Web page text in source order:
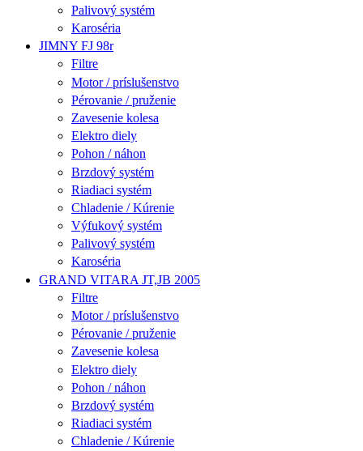
Palivový systém
Karoséria
JIMNY FJ 98r
Filtre
Motor / príslušenstvo
Pérovanie / pruženie
Zavesenie kolesa
Elektro diely
Pohon / náhon
Brzdový systém
Riadiaci systém
Chladenie / Kúrenie
Výfukový systém
Palivový systém
Karoséria
GRAND VITARA JT,JB 2005
Filtre
Motor / príslušenstvo
Pérovanie / pruženie
Zavesenie kolesa
Elektro diely
Pohon / náhon
Brzdový systém
Riadiaci systém
Chladenie / Kúrenie